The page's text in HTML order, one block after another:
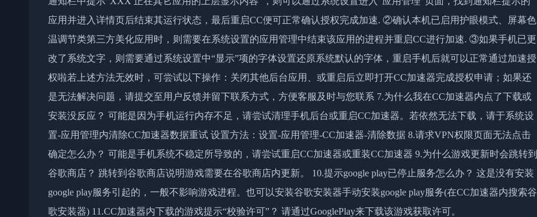
应用并进入详情页后结束其运行状态，最后重启CC便可正常确认授权完成加速. ②确认本机已启用护眼模式、屏幕色
温调节类第三方美化应用时，则需要在系统设置的应用管理中结束该应用的进程并重启CC进行加速. ③如果手机已更
改了系统文字，则需要通过系统设置中“显示”项的字体设置还原系统默认的字体，重启手机后就可以正常通过加速授
权啦 若上述方法无效时，可尝试以下操作：关闭其他后台应用、或重启后立即打开CC加速器完成授权申请；如果还
是无法解决问题，请提交至用户反馈并留下联系方式，方便客服及时与您联系 7.为什么我在CC加速器内点了下载或
安装没反应？ 可能是因为手机运行内存不足，请尝试清理手机后台或重启CC加速器。若依然无法下载，请于系统设
置-应用管理内清除CC加速器数据重试 设置方法：设置-应用管理-CC加速器-清除数据 8.请求VPN权限页面无法点击
确定怎么办？ 可能是手机系统不稳定所导致的，请尝试重启CC加速器或重装CC加速器 9.为什么游戏更新时会跳转到
谷歌商店？ 跳转到谷歌商店说明游戏需要在谷歌商店内更新。 10.提示google play已停止服务怎么办？ 这是没有安装
google play服务引起的，一般不影响游戏进程。也可以安装谷歌安装器手动安装google play服务(在CC加速器内搜索谷
歌安装器) 11.CC加速器内下载的游戏提示“校验许可”？ 请通过GooglePlay来下载该游戏获取许可。